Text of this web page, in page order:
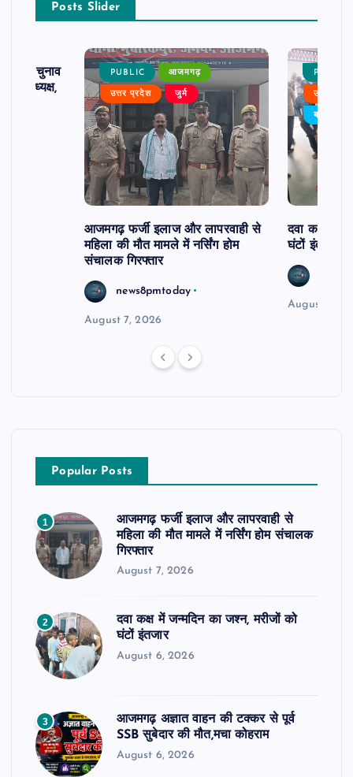
Posts Slider
का चुनाव
बने अध्यक्ष,
PUBLIC आजमगढ़
उत्तर प्रदेश जुर्म
आजमगढ़ फर्जी इलाज और लापरवाही से
महिला की मौत मामले में नर्सिंग होम
संचालक गिरफ्तार
news8pmtoday
August 7, 2026
PUBLIC
उत्तर
बड़ी खबर
दवा कक्ष में
घंटों इंतजार
August 6,
Popular Posts
1
आजमगढ़ फर्जी इलाज और लापरवाही से
महिला की मौत मामले में नर्सिंग होम संचालक
गिरफ्तार
August 7, 2026
2
दवा कक्ष में जन्मदिन का जश्न, मरीजों को
घंटों इंतजार
August 6, 2026
3
आजमगढ़ अज्ञात वाहन की टक्कर से पूर्व
SSB सुबेदार की मौत,मचा कोहराम
August 6, 2026